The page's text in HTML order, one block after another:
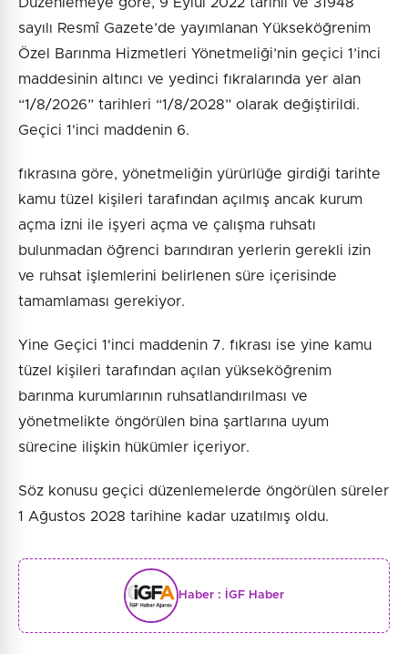
sayılı Resmî Gazete’de yayımlanan Yükseköğrenim
Özel Barınma Hizmetleri Yönetmeliği’nin geçici 1’inci
maddesinin altıncı ve yedinci fıkralarında yer alan
“1/8/2026” tarihleri “1/8/2028” olarak değiştirildi.
Geçici 1'inci maddenin 6.
fıkrasına göre, yönetmeliğin yürürlüğe girdiği tarihte
kamu tüzel kişileri tarafından açılmış ancak kurum
açma izni ile işyeri açma ve çalışma ruhsatı
bulunmadan öğrenci barındıran yerlerin gerekli izin
ve ruhsat işlemlerini belirlenen süre içerisinde
tamamlaması gerekiyor.
Yine Geçici 1'inci maddenin 7. fıkrası ise yine kamu
tüzel kişileri tarafından açılan yükseköğrenim
barınma kurumlarının ruhsatlandırılması ve
yönetmelikte öngörülen bina şartlarına uyum
sürecine ilişkin hükümler içeriyor.
Söz konusu geçici düzenlemelerde öngörülen süreler
1 Ağustos 2028 tarihine kadar uzatılmış oldu.
Haber : İGF Haber